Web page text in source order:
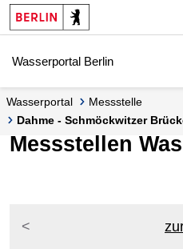
Springe zur Navigation
Springe zum Inhalt
Wasserportal Berlin
Wasserportal
Messstelle
Dahme - Schmöckwitzer
Messstellen